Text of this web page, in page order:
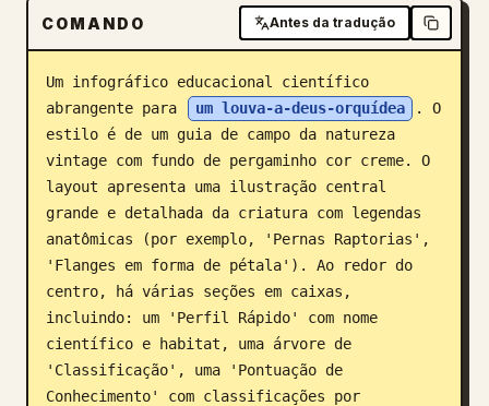
Baixar
Blog
Atualizações
COMANDO Antes da tradução
Um infográfico educacional científico
abrangente para
um louva-a-deus-orquídea
. O
estilo é de um guia de campo da natureza
vintage com fundo de pergaminho cor creme. O
layout apresenta uma ilustração central
grande e detalhada da criatura com legendas
anatômicas (por exemplo, 'Pernas Raptorias',
'Flanges em forma de pétala'). Ao redor do
centro, há várias seções em caixas,
incluindo: um 'Perfil Rápido' com nome
científico e habitat, uma árvore de
'Classificação', uma 'Pontuação de
Conhecimento' com classificações por